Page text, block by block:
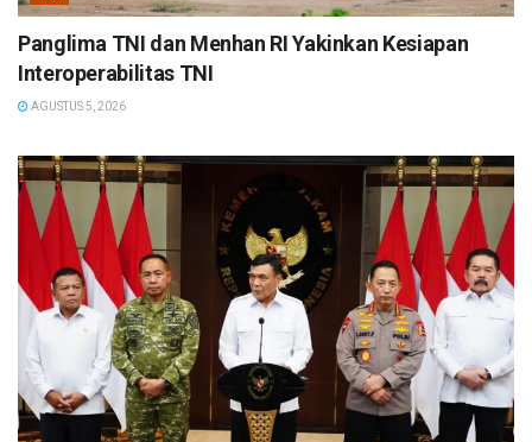
Panglima TNI dan Menhan RI Yakinkan Kesiapan
Interoperabilitas TNI
AGUSTUS 5, 2026